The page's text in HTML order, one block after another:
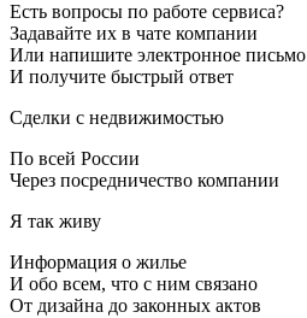
Есть вопросы по работе сервиса?
Задавайте их в чате компании
Или напишите электронное письмо
И получите быстрый ответ
Сделки с недвижимостью
По всей России
Через посредничество компании
Я так живу
Информация о жилье
И обо всем, что с ним связано
От дизайна до законных актов